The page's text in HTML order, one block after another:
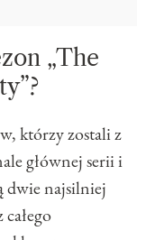
„The
którzy zostali z
głównej serii i
dwie najsilniej